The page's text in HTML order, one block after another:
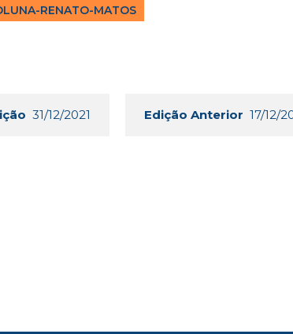
RENATO-MATOS
31/12/2021 Edição Anterior 17/12/